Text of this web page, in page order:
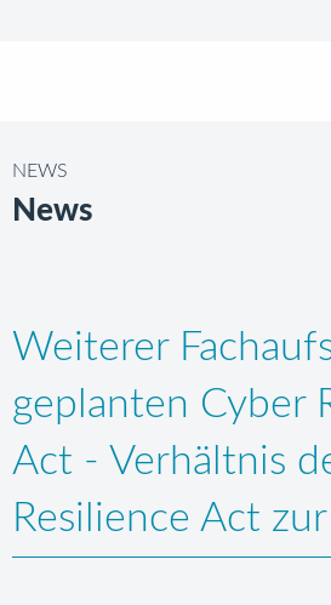
NEWS
News
Weiterer
geplanten Cyber
Act - Verhältnis
Resilience Act